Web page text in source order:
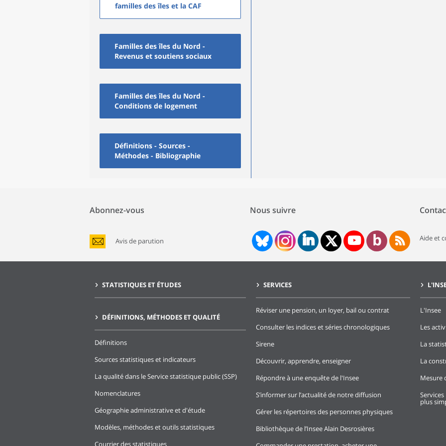
familles des îles et la CAF
Familles des îles du Nord -
Revenus et soutiens sociaux
Familles des îles du Nord -
Conditions de logement
Définitions - Sources -
Méthodes - Bibliographie
Abonnez-vous
Avis de parution
Nous suivre
Aide et
STATISTIQUES ET ÉTUDES
DÉFINITIONS, MÉTHODES ET QUALITÉ
Définitions
Sources statistiques et indicateurs
La qualité dans le Service statistique public (SSP)
Nomenclatures
Géographie administrative et d'étude
Modèles, méthodes et outils statistiques
Courrier des statistiques
SERVICES
Réviser une pension, un loyer, bail ou contrat
Consulter les indices et séries chronologiques
Sirene
Découvrir, apprendre, enseigner
Répondre à une enquête de l'Insee
S’informer sur l’actualité de notre diffusion
Gérer les répertoires des personnes physiques
Bibliothèque de l’Insee Alain Desrosières
L'Insee
Les
La
La
Mesure
plus